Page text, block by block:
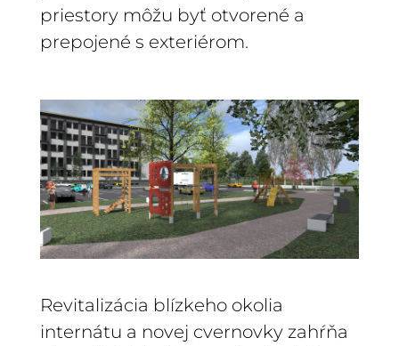
priestory môžu byť otvorené a
prepojené s exteriérom.
Revitalizácia blízkeho okolia
internátu a novej cvernovky zahŕňa